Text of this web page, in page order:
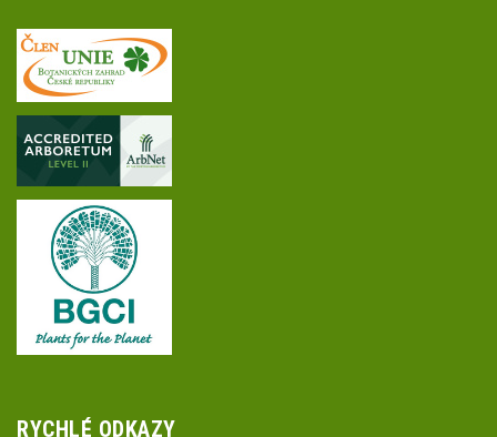
RYCHLÉ ODKAZY